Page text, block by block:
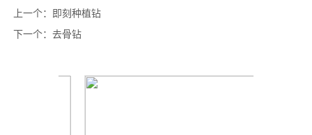
上一个： 即刻种植钻
下一个： 去骨钻